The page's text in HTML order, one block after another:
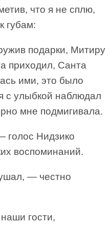
что я не сплю,
губам:
подарки, Митиру
приходил, Санта
ими, это было
с улыбкой наблюдал
мне подмигивала.
голос Нидзико
воспоминаний.
— честно
гости,